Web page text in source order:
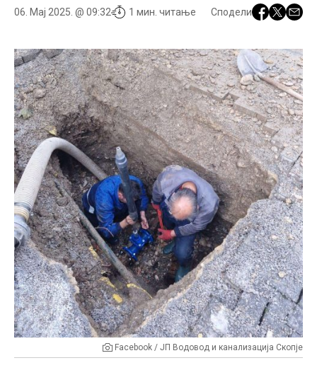
06. Мај 2025. @ 09:32 1 мин. читање Сподели
Facebook / ЈП Водовод и канализација Скопје